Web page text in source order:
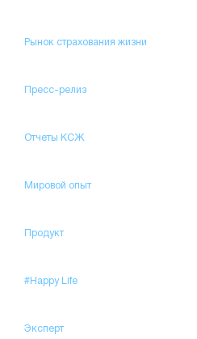
Рынок страхования жизни
Пресс-релиз
Отчеты КСЖ
Мировой опыт
Продукт
#Happy Life
Эксперт